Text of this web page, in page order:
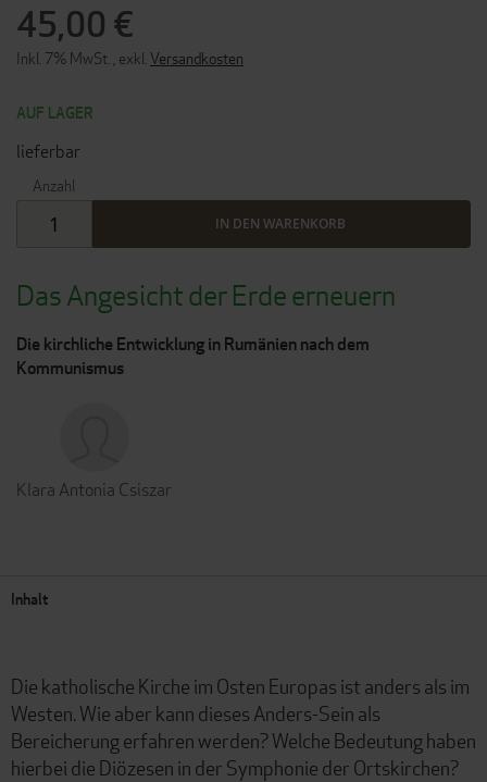
Das Angesicht der Erde erneuern
Die kirchliche Entwicklung in Rumänien nach dem
Kommunismus
Klara Antonia Csiszar
45,00 €
Inkl. 7% MwSt. exkl. Versandkosten
AUF LAGER
lieferbar
Anzahl
IN DEN WARENKORB
Inhalt
Die katholische Kirche im Osten Europas ist anders als im
Westen. Wie aber kann dieses Anders-Sein als
Bereicherung erfahren werden? Welche Bedeutung haben
hierbei die Diözesen in der Symphonie der Ortskirchen?